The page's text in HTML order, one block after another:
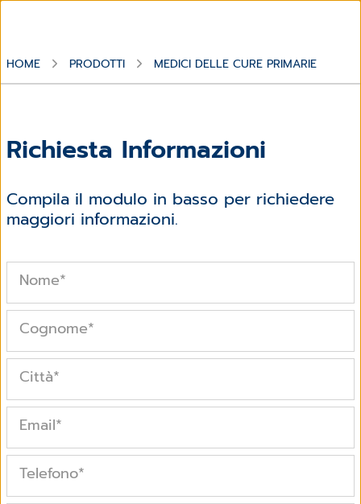
HOME PRODOTTI MEDICI DELLE CURE PRIMARIE
Richiesta Informazioni
Compila il modulo in basso per richiedere
maggiori informazioni.
Nome*
Cognome*
Città*
Email*
Telefono*